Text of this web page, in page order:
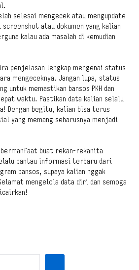
selesai mengecek atau mengupdate
atau dokumen yang kalian
kalau ada masalah di kemudian
penjelasan lengkap mengenai status
mengeceknya. Jangan lupa, status
untuk memastikan bansos PKH dan
waktu. Pastikan data kalian selalu
Dengan begitu, kalian bisa terus
yang memang seharusnya menjadi
buat rekan-rekanita
pantau informasi terbaru dari
bansos, supaya kalian nggak
mengelola data diri dan semoga